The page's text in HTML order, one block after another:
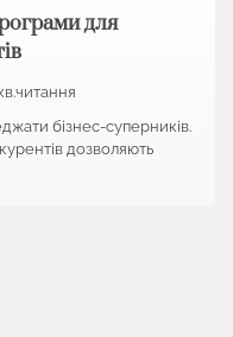
для
бізнес-суперників.
дозволяють